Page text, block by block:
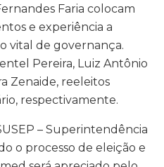
Faria colocam
e experiência a
vital de governança.
Pereira, Luiz Antônio
Zenaide, reeleitos
respectivamente.
– Superintendência
o processo de eleição e